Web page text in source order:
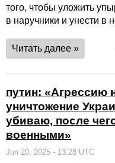
того, чтобы уложить
в наручники и унести в
Читать далее »
путин: «Агрессию
уничтожение
убиваю, после
военными»
Jun 20, 2025 - 13:28 UTC